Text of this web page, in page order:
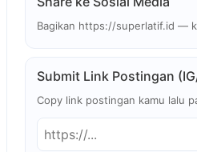
Bagikan https://superlatif.id —
Submit Link Postingan
Copy link postingan kamu lalu